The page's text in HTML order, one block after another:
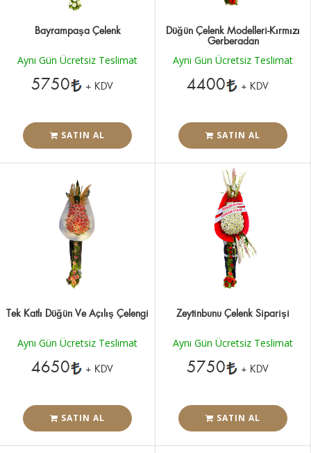
Bayrampaşa Çelenk
Aynı Gün Ücretsiz Teslimat
5750 + KDV
SATIN AL
Düğün Çelenk Modelleri-Kırmızı
Gerberadan
Aynı Gün Ücretsiz Teslimat
4400 + KDV
SATIN AL
Tek Katlı Düğün Ve Açılış Çelengi
Aynı Gün Ücretsiz Teslimat
4650 + KDV
SATIN AL
Zeytinbunu Çelenk Siparişi
Aynı Gün Ücretsiz Teslimat
5750 + KDV
SATIN AL